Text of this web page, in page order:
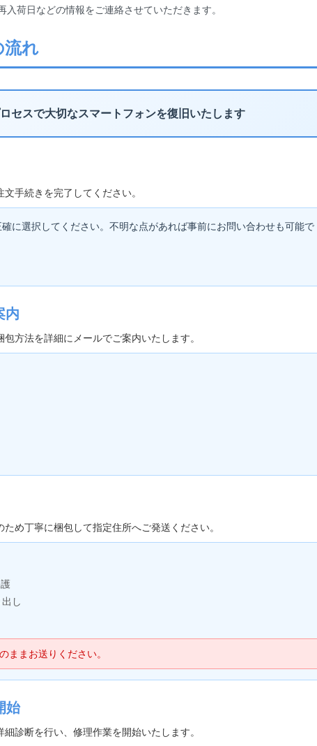
荷日などの情報をご連絡させていただきます。
流れ
セスで大切なスマートフォンを復旧いたします
手続きを完了してください。
に選択してください。不明な点があれば事前にお問い合わせも可能で
内
方法を詳細にメールでご案内いたします。
め丁寧に梱包して指定住所へご発送ください。
し
ままお送りください。
始
診断を行い、修理作業を開始いたします。